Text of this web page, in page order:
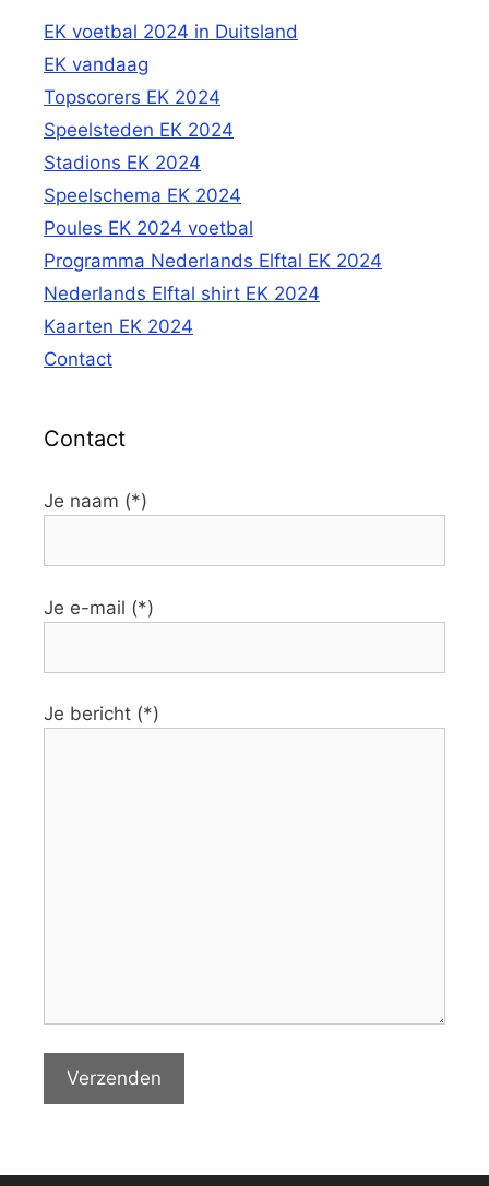
EK voetbal 2024 in Duitsland
EK vandaag
Topscorers EK 2024
Speelsteden EK 2024
Stadions EK 2024
Speelschema EK 2024
Poules EK 2024 voetbal
Programma Nederlands Elftal EK 2024
Nederlands Elftal shirt EK 2024
Kaarten EK 2024
Contact
Contact
Je naam (*)
Je e-mail (*)
Je bericht (*)